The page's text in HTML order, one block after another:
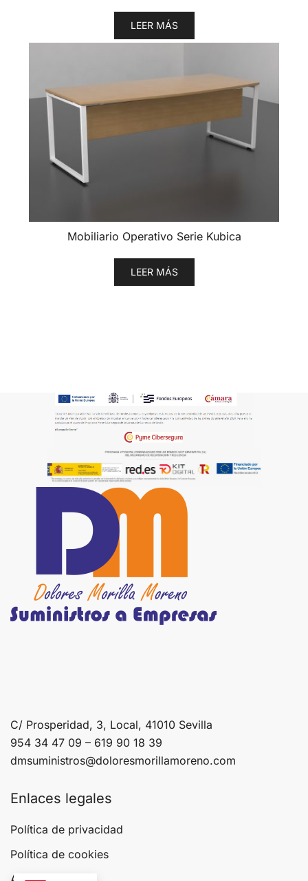
LEER MÁS
Mobiliario Operativo Serie Kubica
LEER MÁS
C/ Prosperidad, 3, Local, 41010 Sevilla
954 34 47 09 – 619 90 18 39
dmsuministros@doloresmorillamoreno.com
Enlaces legales
Política de privacidad
Política de cookies